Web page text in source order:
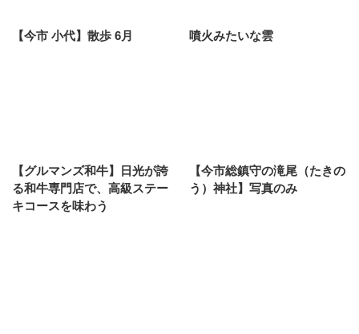
【今市 小代】散歩 6月 噴火みたいな雲
【グルマンズ和牛】日光が誇
る和牛専門店で、高級ステー
キコースを味わう
【今市総鎮守の滝尾（たきの
う）神社】写真のみ